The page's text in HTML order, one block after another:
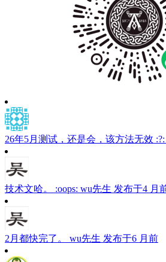
26年5月测试，还是会，该方法无效 :?:
技术文哈。 :oops: wu先生 发布于4 月
2月都快完了。 wu先生 发布于6 月前